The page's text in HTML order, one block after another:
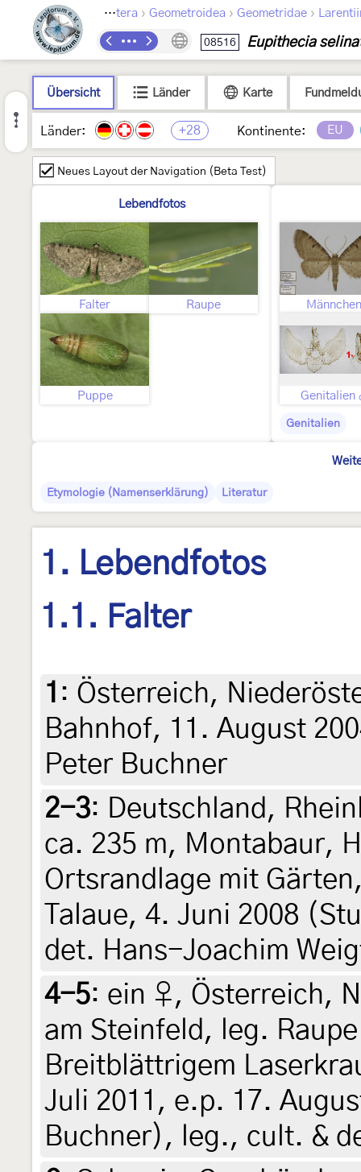
Lepidoptera › Geometroidea › Geometridae ›
08516 Eupithecia
Übersicht Länder Karte
Länder: +28 Kontinente: EU
Neues Layout der Navigation (Beta Test)
Lebendfotos
Falter Raupe
Puppe
Männchen
Genitalien
Genitalien
Etymologie (Namenserklärung) Literatur
1. Lebendfotos
1.1. Falter
1 : Österreich,
Bahnhof, 11. August
Peter Buchner
2-3: Deutschland,
ca. 235 m, Montabaur,
Ortsrandlage mit
Talaue, 4. Juni 2008
det. Hans-Joachim
4-5: ein ♀, Österreich,
am Steinfeld, leg.
Breitblättrigem
Juli 2011, e.p. 17.
Buchner), leg., cult. &